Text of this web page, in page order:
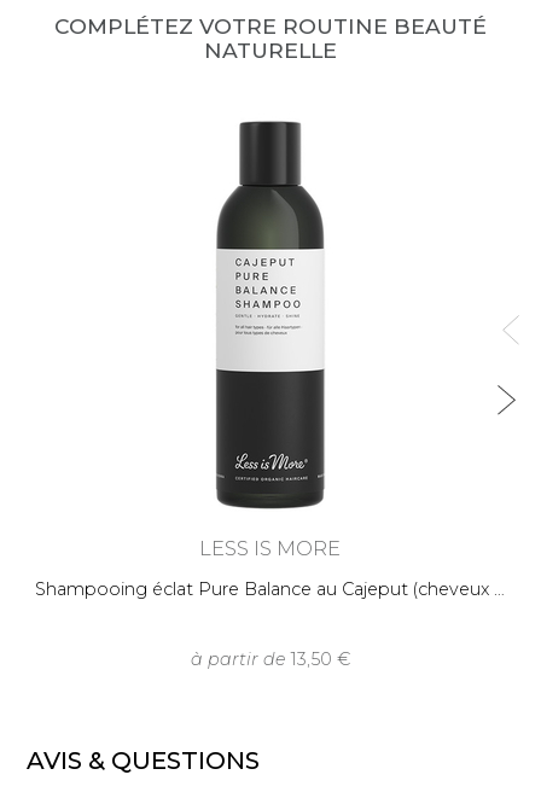
COMPLÉTEZ VOTRE ROUTINE BEAUTÉ
NATURELLE
LESS IS MORE
Shampooing éclat Pure Balance au Cajeput (cheveux
à partir de 13,50
AVIS & QUESTIONS